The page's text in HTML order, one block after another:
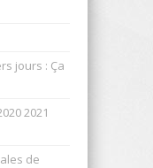
jours : Ça
2021
de